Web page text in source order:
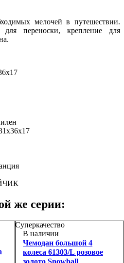
мелочей в путешествии.
переноски, крепление для
же серии:
Суперкачество
В наличии
Чемодан большой 4
колеса 61303/L розовое
золото Snowball